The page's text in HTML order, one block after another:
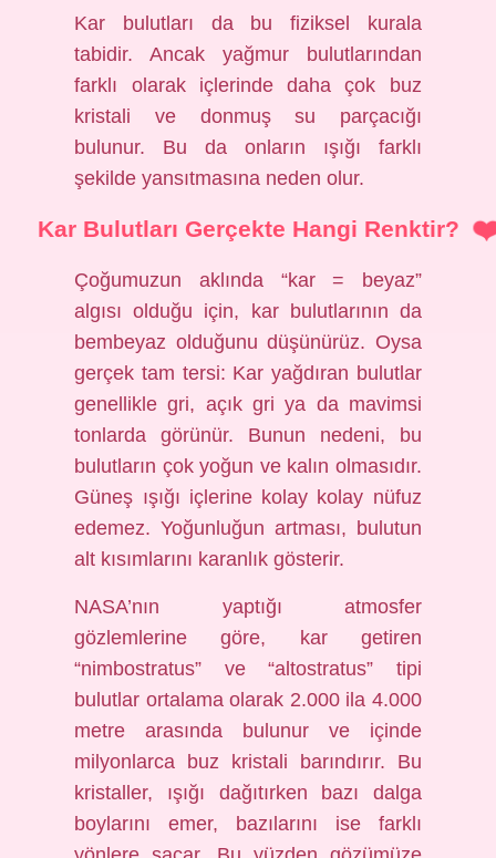
Kar bulutları da bu fiziksel kurala
tabidir. Ancak yağmur bulutlarından
farklı olarak içlerinde daha çok buz
kristali ve donmuş su parçacığı
bulunur. Bu da onların ışığı farklı
şekilde yansıtmasına neden olur.
Kar Bulutları Gerçekte Hangi Renktir?
Çoğumuzun aklında “kar = beyaz”
algısı olduğu için, kar bulutlarının da
bembeyaz olduğunu düşünürüz. Oysa
gerçek tam tersi: Kar yağdıran bulutlar
genellikle gri, açık gri ya da mavimsi
tonlarda görünür. Bunun nedeni, bu
bulutların çok yoğun ve kalın olmasıdır.
Güneş ışığı içlerine kolay kolay nüfuz
edemez. Yoğunluğun artması, bulutun
alt kısımlarını karanlık gösterir.
NASA’nın yaptığı atmosfer
gözlemlerine göre, kar getiren
“nimbostratus” ve “altostratus” tipi
bulutlar ortalama olarak 2.000 ila 4.000
metre arasında bulunur ve içinde
milyonlarca buz kristali barındırır. Bu
kristaller, ışığı dağıtırken bazı dalga
boylarını emer, bazılarını ise farklı